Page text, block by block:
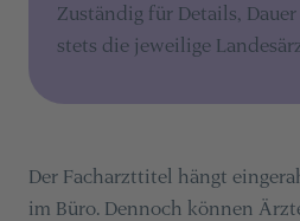
Zuständig für Details,
stets die jeweilige
Der Facharzttitel hängt
im Büro. Dennoch können